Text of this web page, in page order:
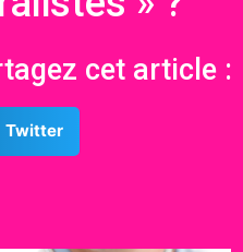
cet article :
Twitter